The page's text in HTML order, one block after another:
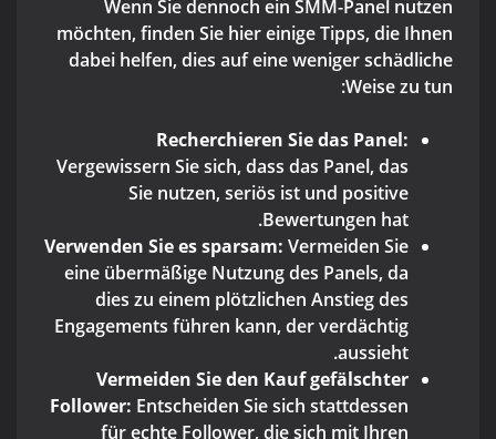
Wenn Sie dennoch ein SMM-Panel nutzen
möchten, finden Sie hier einige Tipps, die Ihnen
dabei helfen, dies auf eine weniger schädliche
Weise zu tun:
Recherchieren Sie das Panel:
Vergewissern Sie sich, dass das Panel, das
Sie nutzen, seriös ist und positive
Bewertungen hat.
Verwenden Sie es sparsam: Vermeiden Sie
eine übermäßige Nutzung des Panels, da
dies zu einem plötzlichen Anstieg des
Engagements führen kann, der verdächtig
aussieht.
Vermeiden Sie den Kauf gefälschter
Follower: Entscheiden Sie sich stattdessen
für echte Follower, die sich mit Ihren